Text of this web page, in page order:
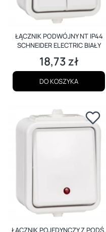
ŁĄCZNIK PODWÓJNY NT IP44
SCHNEIDER ELECTRIC BIAŁY
Cena
18,73 zł
DO KOSZYKA
ŁĄCZNIK POJEDYNCZY Z PODŚ.